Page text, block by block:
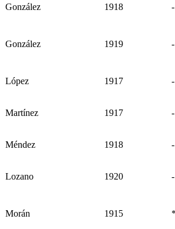
González 1918 -
González 1919 -
López 1917 -
Martínez 1917 -
Méndez 1918 -
Lozano 1920 -
Morán 1915